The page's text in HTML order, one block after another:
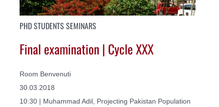
PHD STUDENTS SEMINARS
Final examination | Cycle XXX
Room Benvenuti
30.03.2018
10:30 | Muhammad Adil, Projecting Pakistan Population